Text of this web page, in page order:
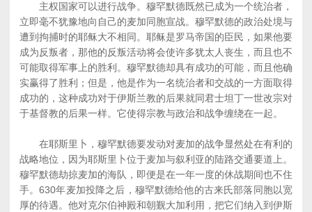
主权国家可以进行战争。穆罕默德既然已成为一个统治者，
立即毫不犹豫地向自己的麦加同胞宣战。穆罕默德的政治处境与
遭到拘捕时的耶稣大不相同。耶稣是罗马帝国的臣民，如果他要
成为反叛者，那他的反叛活动将会使许多犹太人丧生，而且也不
可能取得军事上的胜利。穆罕默德却具有成功的可能，而且他确
实赢得了胜利；但是，他是作为一名统治者和交战的一方面取得
成功的，这种成功对于伊斯兰教的后果就同君士坦丁一世改宗对
于基督教的后果一样。它使得宗教与政治和战争缠绕在一起。
在耶斯里卜，穆罕默德要发动对麦加的战争显然处在有利的
战略地位，因为耶斯里卜位于麦加与叙利亚的陆路交通要道上。
穆罕默德劫掠麦加的海队，即便是在一年一度的休战期间也不住
手。630年麦加投降之后，穆罕默德给他的古来氏部落同胞以宽
厚的待遇。他对克尔伯神殿和朝觐大加利用，把它们纳入到伊斯